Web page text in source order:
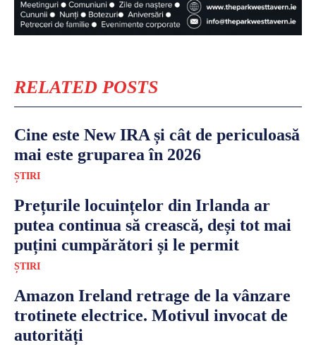
RELATED POSTS
Cine este New IRA și cât de periculoasă
mai este gruparea în 2026
ȘTIRI
Prețurile locuințelor din Irlanda ar
putea continua să crească, deși tot mai
puțini cumpărători și le permit
ȘTIRI
Amazon Ireland retrage de la vânzare
trotinete electrice. Motivul invocat de
autorități